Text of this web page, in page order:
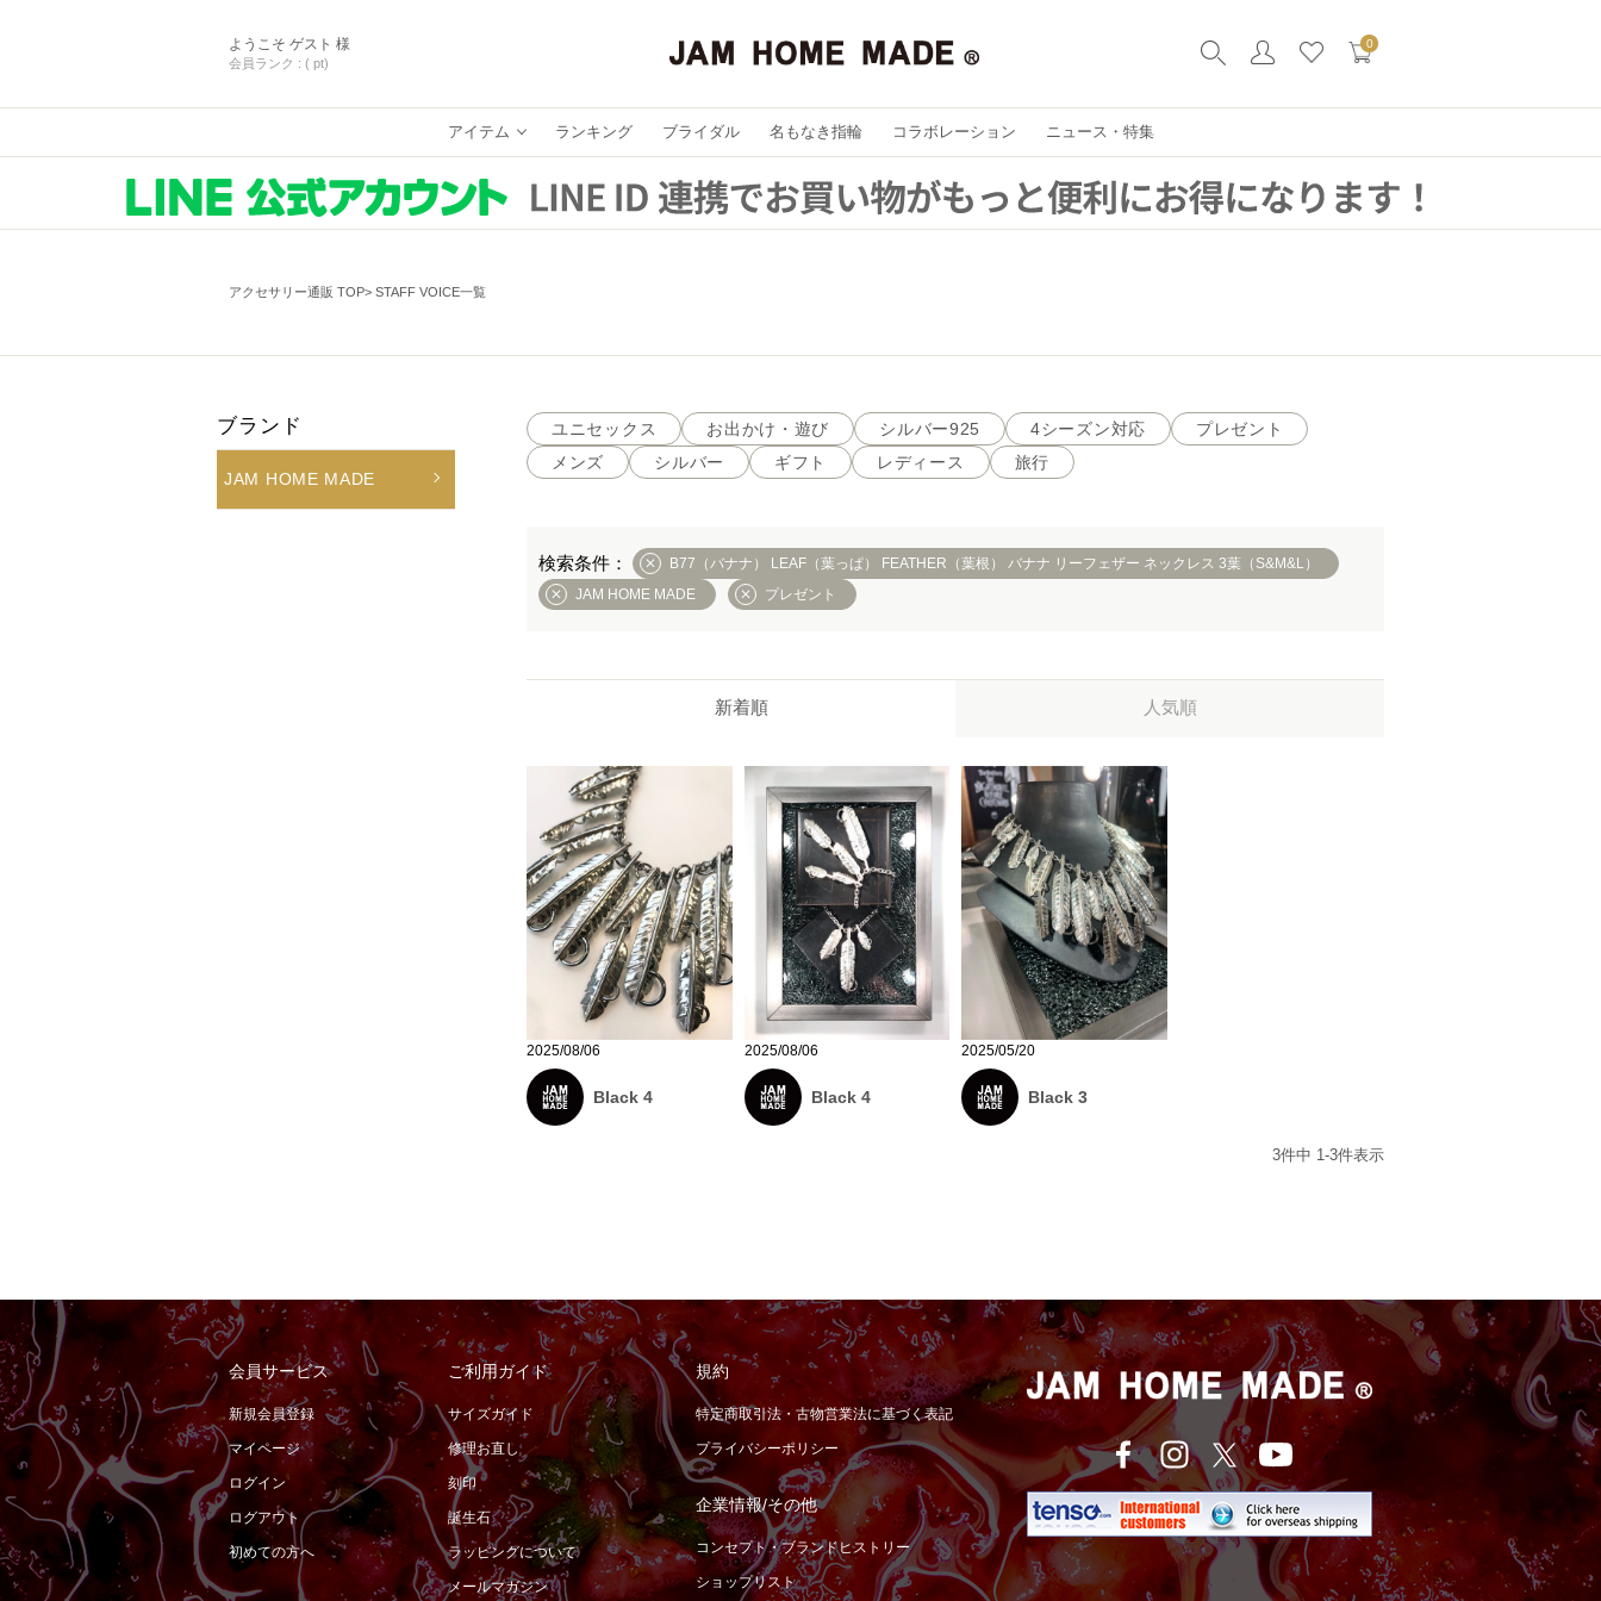
ようこそ ゲスト 様
会員ランク : ( pt)
0
アイテム ランキング ブライダル 名もなき指輪 コラボレーション ニュース・特集
アクセサリー通販 TOP STAFF VOICE一覧
ブランド
JAM HOME MADE
ユニセックス お出かけ・遊び シルバー925 4シーズン対応
プレゼント
メンズ
シルバー ギフト レディース 旅行
B77（バナナ） LEAF（葉っぱ） FEATHER（葉根） バナナ リーフェザー ネックレス 3葉（S&M&L）
JAM HOME MADE
プレゼント
新着順 人気順
2025/08/06
Black 4
2025/08/06
Black 4
2025/05/20
Black 3
3件中 1-3件表示
会員サービス
新規会員登録
マイページ
ログイン
ログアウト
初めての方へ
ご利用ガイド
サイズガイド
修理お直し
刻印
誕生石
ラッピングについて
メールマガジン
規約
特定商取引法・古物営業法に基づく表記
プライバシーポリシー
企業情報/その他
コンセプト・ブランドヒストリー
ショップリスト